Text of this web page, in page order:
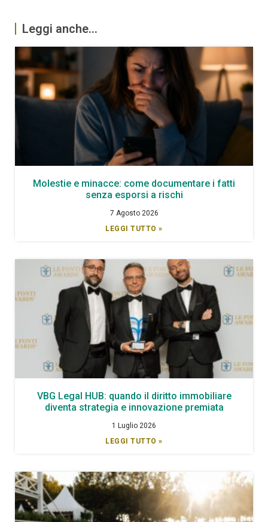
Leggi anche...
Molestie e minacce: come documentare i fatti
senza esporsi a rischi
7 Agosto 2026
LEGGI TUTTO »
VBG Legal HUB: quando il diritto immobiliare
diventa strategia e innovazione premiata
1 Luglio 2026
LEGGI TUTTO »